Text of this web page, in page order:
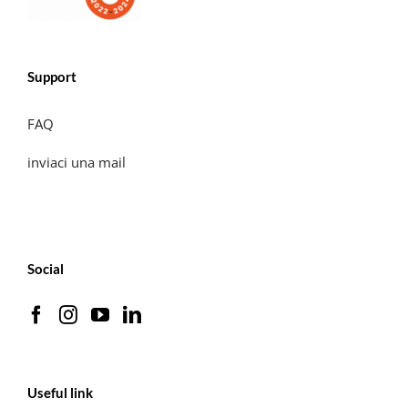
Support
FAQ
inviaci una mail
Social
Useful link